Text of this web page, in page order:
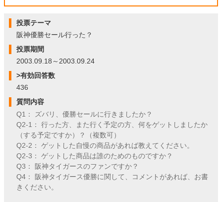
投票テーマ
阪神優勝セール行った？
投票期間
2003.09.18～2003.09.24
>有効回答数
436
質問内容
Q1： ズバリ、優勝セールに行きましたか？
Q2-1： 行った方、また行く予定の方、何をゲットしましたか
（する予定ですか）？（複数可）
Q2-2： ゲットした自慢の商品があれば教えてください。
Q2-3： ゲットした商品は誰のためのものですか？
Q3： 阪神タイガースのファンですか？
Q4： 阪神タイガース優勝に関して、コメントがあれば、お書
きください。